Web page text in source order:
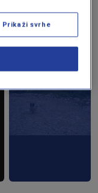
Prikaži svrhe